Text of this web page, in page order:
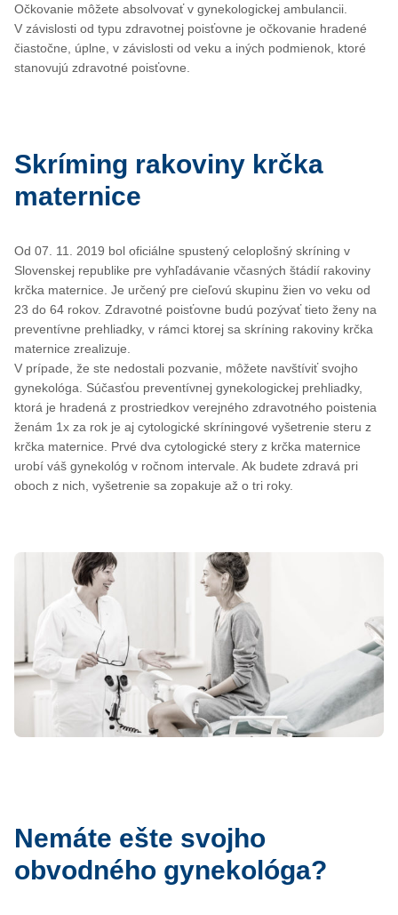
Očkovanie môžete absolvovať v gynekologickej ambulancii.
V závislosti od typu zdravotnej poisťovne je očkovanie hradené
čiastočne, úplne, v závislosti od veku a iných podmienok, ktoré
stanovujú zdravotné poisťovne.
Skríming rakoviny krčka
maternice
Od 07. 11. 2019 bol oficiálne spustený celoplošný skríning v
Slovenskej republike pre vyhľadávanie včasných štádií rakoviny
krčka maternice. Je určený pre cieľovú skupinu žien vo veku od
23 do 64 rokov. Zdravotné poisťovne budú pozývať tieto ženy na
preventívne prehliadky, v rámci ktorej sa skríning rakoviny krčka
maternice zrealizuje.
V prípade, že ste nedostali pozvanie, môžete navštíviť svojho
gynekológa. Súčasťou preventívnej gynekologickej prehliadky,
ktorá je hradená z prostriedkov verejného zdravotného poistenia
ženám 1x za rok je aj cytologické skríningové vyšetrenie steru z
krčka maternice. Prvé dva cytologické stery z krčka maternice
urobí váš gynekológ v ročnom intervale. Ak budete zdravá pri
oboch z nich, vyšetrenie sa zopakuje až o tri roky.
Nemáte ešte svojho
obvodného gynekológa?